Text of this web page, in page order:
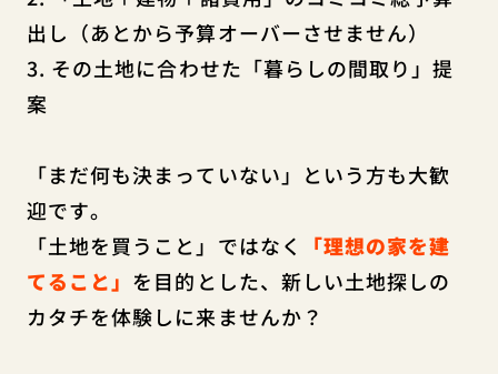
出し（あとから予算オーバーさせません）
3. その土地に合わせた「暮らしの間取り」提
案
「まだ何も決まっていない」という方も大歓
迎です。
「土地を買うこと」 ではなく
「理想の家を建
てること」 を目的とした、新しい土地探しの
カタチを体験しに来ませんか？